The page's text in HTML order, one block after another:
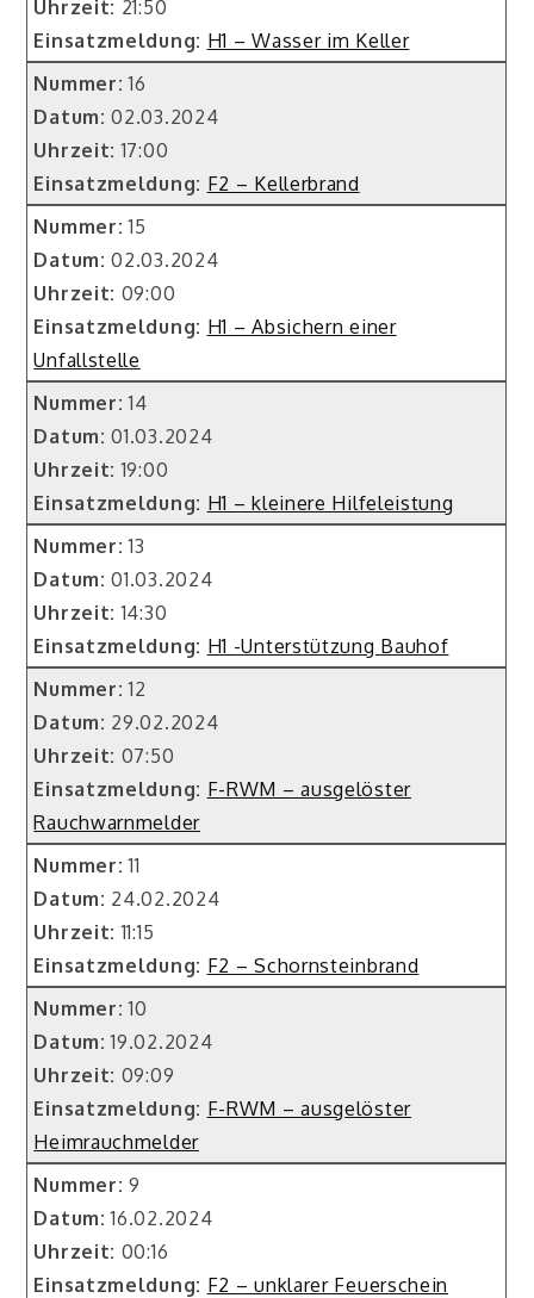
Uhrzeit: 21:50
Einsatzmeldung: H1 – Wasser im Keller
Nummer: 16
Datum: 02.03.2024
Uhrzeit: 17:00
Einsatzmeldung: F2 – Kellerbrand
Nummer: 15
Datum: 02.03.2024
Uhrzeit: 09:00
Einsatzmeldung: H1 – Absichern einer
Unfallstelle
Nummer: 14
Datum: 01.03.2024
Uhrzeit: 19:00
Einsatzmeldung: H1 – kleinere Hilfeleistung
Nummer: 13
Datum: 01.03.2024
Uhrzeit: 14:30
Einsatzmeldung: H1 -Unterstützung Bauhof
Nummer: 12
Datum: 29.02.2024
Uhrzeit: 07:50
Einsatzmeldung: F-RWM – ausgelöster
Rauchwarnmelder
Nummer: 11
Datum: 24.02.2024
Uhrzeit: 11:15
Einsatzmeldung: F2 – Schornsteinbrand
Nummer: 10
Datum: 19.02.2024
Uhrzeit: 09:09
Einsatzmeldung: F-RWM – ausgelöster
Heimrauchmelder
Nummer: 9
Datum: 16.02.2024
Uhrzeit: 00:16
Einsatzmeldung: F2 – unklarer Feuerschein